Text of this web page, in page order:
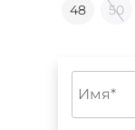
48
50